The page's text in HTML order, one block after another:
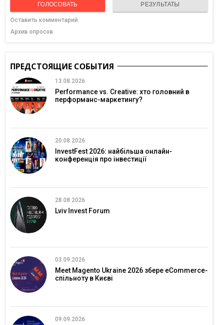
ГОЛОСОВАТЬ РЕЗУЛЬТАТЫ
Оставить комментарий
Архив опросов
ПРЕДСТОЯЩИЕ СОБЫТИЯ
13.08.2026
Performance vs. Creative: хто головний в
перформанс-маркетингу?
20.08.2026
InvestFest 2026: найбільша онлайн-
конференція про інвестиції
28.08.2026
Lviv Invest Forum
03.09.2026
Meet Magento Ukraine 2026 збере eCommerce-
спільноту в Києві
09.09.2026